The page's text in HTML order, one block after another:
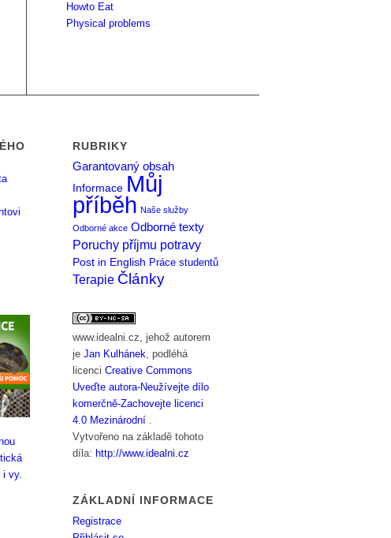
Howto Eat
Physical problems
i vy.
RUBRIKY
Garantovaný obsah
Informace Můj
příběh Naše služby
Odborné akce Odborné texty
Poruchy příjmu potravy
Post in English Práce studentů
Terapie Články
www.idealni.cz, jehož autorem
jeJan Kulhánek, podléhá
licenciCreative Commons
Uveďte autora-Neužívejte dílo
komerčně-Zachovejte licenci
4.0 Mezinárodní .
Vytvořeno na základě tohoto
díla: http://www.idealni.cz
ZÁKLADNÍ INFORMACE
Registrace